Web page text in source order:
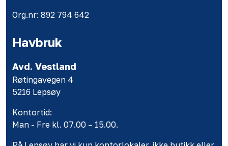
Org.nr: 892 794 642
Havbruk
Avd. Vestland
Røtingavegen 4
5216 Lepsøy
Kontortid:
Man - Fre kl. 07.00 – 15.00.